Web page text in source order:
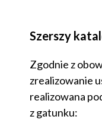
Szerszy
Zgodnie z
zrealizowanie
realizowana
z gatunku: